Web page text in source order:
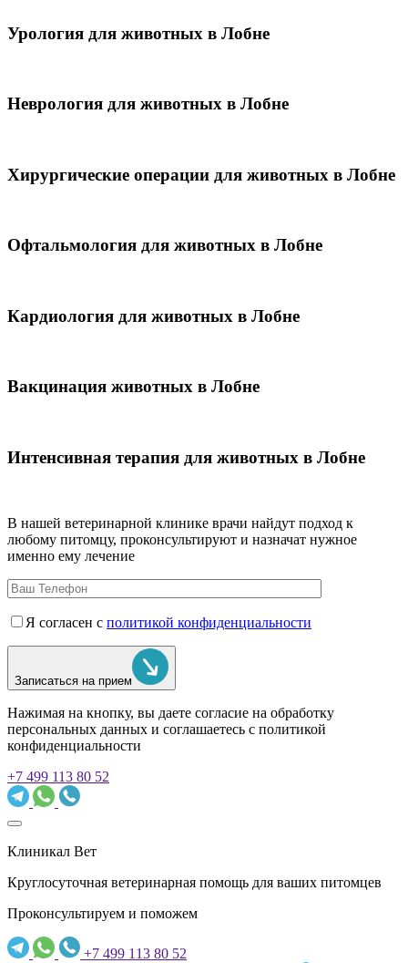
Урология для животных в Лобне
Неврология для животных в Лобне
Хирургические операции для животных в Лобне
Офтальмология для животных в Лобне
Кардиология для животных в Лобне
Вакцинация животных в Лобне
Интенсивная терапия для животных в Лобне
В нашей ветеринарной клинике врачи найдут подход к
любому питомцу, проконсультируют и назначат нужное
именно ему лечение
Я согласен с политикой конфиденциальности
Записаться на прием
Нажимая на кнопку, вы даете согласие на обработку
персональных данных и соглашаетесь c политикой
конфиденциальности
+7 499 113 80 52
Клиникал Вет
Круглосуточная ветеринарная помощь для ваших питомцев
Проконсультируем и поможем
+7 499 113 80 52